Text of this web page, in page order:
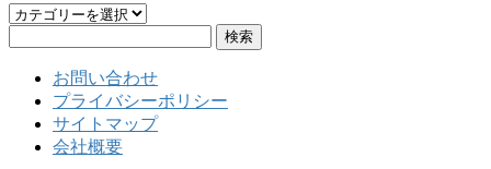
カ
お問い合わせ
プライバシーポリシー
サイトマップ
会社概要